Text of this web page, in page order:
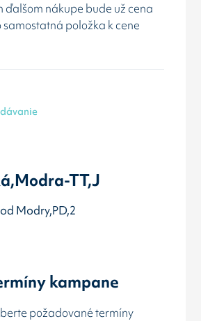
ďalšom nákupe bude už cena
položka k cene
TT,J
Modry,PD,2
kampane
požadované termíny